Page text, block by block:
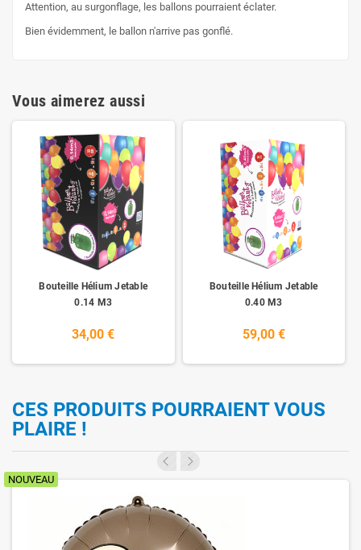
Attention, au surgonflage, les ballons pourraient éclater.
Bien évidemment, le ballon n'arrive pas gonflé.
Vous aimerez aussi
Bouteille Hélium Jetable
0.14 M3
34,00 €
Bouteille Hélium Jetable
0.40 M3
59,00 €
CES PRODUITS POURRAIENT VOUS
PLAIRE !
NOUVEAU